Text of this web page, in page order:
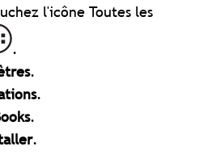
l'icône Toutes les
.
.
.
.
.